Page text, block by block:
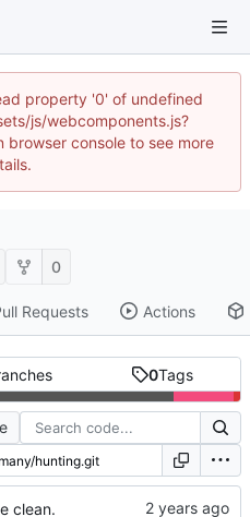
property '0' of undefined
js/webcomponents.js?
browser console to see more
0
Requests Actions
0Tags
clean.